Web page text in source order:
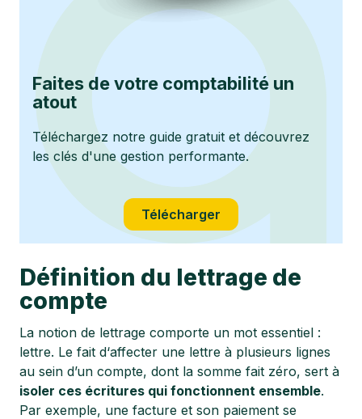
Faites de votre comptabilité un
atout
Téléchargez notre guide gratuit et découvrez
les clés d'une gestion performante.
Télécharger
Définition du lettrage de
compte
La notion de lettrage comporte un mot essentiel :
lettre. Le fait d‘affecter une lettre à plusieurs lignes
au sein d’un compte, dont la somme fait zéro, sert à
isoler ces écritures qui fonctionnent ensemble.
Par exemple, une facture et son paiement se